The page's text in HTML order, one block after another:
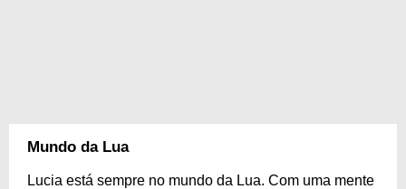
Mundo da Lua
Lucia está sempre no mundo da Lua. Com uma mente